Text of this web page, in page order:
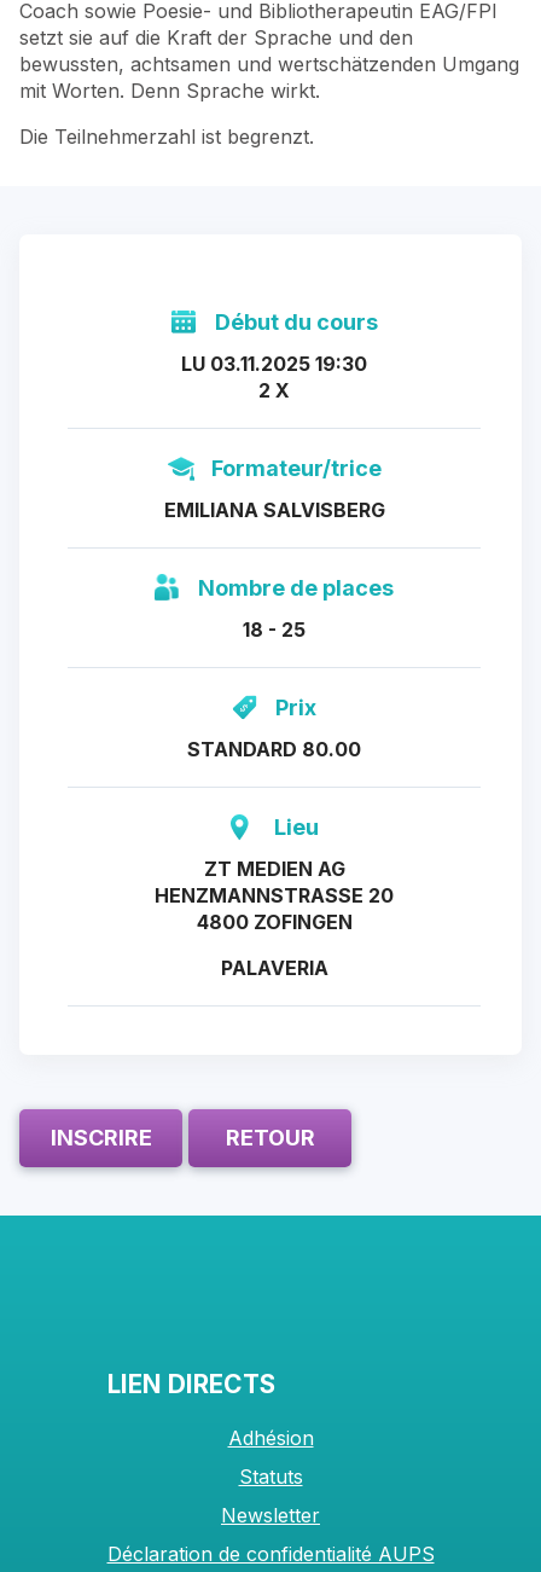
Coach sowie Poesie- und Bibliotherapeutin EAG/FPI
setzt sie auf die Kraft der Sprache und den
bewussten, achtsamen und wertschätzenden Umgang
mit Worten. Denn Sprache wirkt.
Die Teilnehmerzahl ist begrenzt.
Début du cours
LU 03.11.2025 19:30
2 X
Formateur/trice
EMILIANA SALVISBERG
Nombre de places
18 - 25
Prix
STANDARD 80.00
Lieu
ZT MEDIEN AG
HENZMANNSTRASSE 20
4800 ZOFINGEN
PALAVERIA
INSCRIRE RETOUR
LIEN DIRECTS
Adhésion
Statuts
Newsletter
Déclaration de confidentialité AUPS